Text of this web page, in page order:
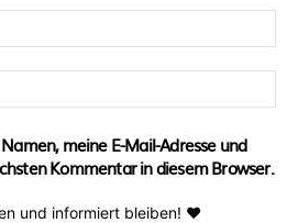
meine E-Mail-Adresse und
Kommentar in diesem Browser.
und informiert bleiben! ♥